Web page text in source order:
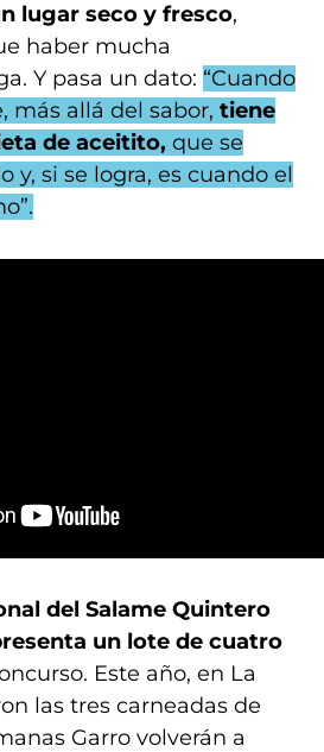
lugar seco y fresco,
haber mucha
Y pasa un dato: “Cuando
más allá del sabor, tiene
de aceitito, que se
y, si se logra, es cuando el
del Salame Quintero
un lote de cuatro
Este año, en La
las tres carneadas de
Garro volverán a